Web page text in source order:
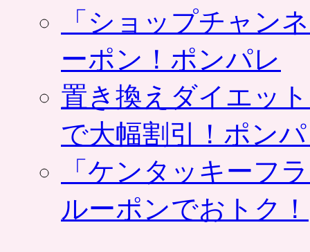
「ショップチャン
ーポン！ポンパレ
置き換えダイエッ
で大幅割引！ポン
「ケンタッキーフ
ルーポンでおトク！